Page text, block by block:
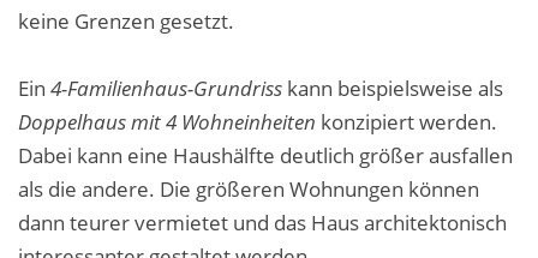
keine Grenzen gesetzt.
Ein 4-Familienhaus-Grundriss kann beispielsweise als
Doppelhaus mit 4 Wohneinheiten konzipiert werden.
Dabei kann eine Haushälfte deutlich größer ausfallen
als die andere. Die größeren Wohnungen können
dann teurer vermietet und das Haus architektonisch